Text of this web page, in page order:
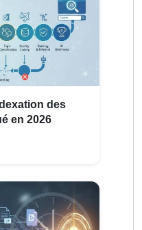
des
en 2026